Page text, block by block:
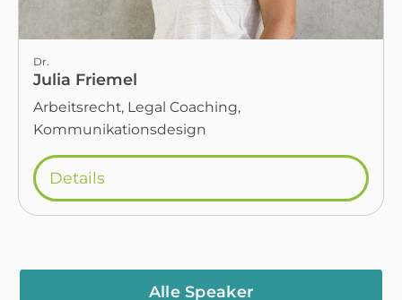
Dr.
Julia Friemel
Arbeitsrecht, Legal Coaching,
Kommunikationsdesign
Details
Alle Speaker